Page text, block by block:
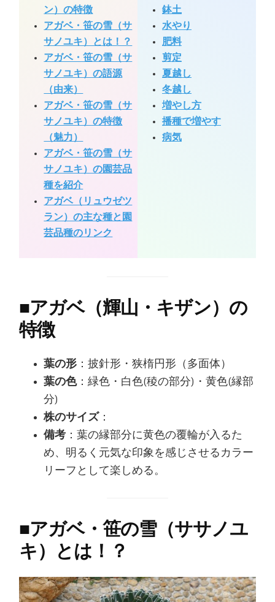
ン）の特徴
アガベ・笹の雪（サ
サノユキ）とは！？
アガベ・笹の雪（サ
サノユキ）の語源
（由来）
アガベ・笹の雪（サ
サノユキ）の特徴
（魅力）
アガベ・笹の雪（サ
サノユキ）の園芸品
種を紹介
アガベ（リュウゼツ
ラン）の主な種と園
芸品種のリンク
鉢土
水やり
肥料
剪定
夏越し
冬越し
増やし方
播種で増やす
病気
■アガベ（輝山・キザン）の
特徴
葉の形 ：披針形・狭楕円形（多面体）
葉の色：緑色・白色(稜の部分)・黄色(縁部
分)
株のサイズ ：
備考 ：葉の縁部分に黄色の覆輪が入るた
め、明るく元気な印象を感じさせるカラー
リーフとして楽しめる。
■アガベ・笹の雪（ササノユ
キ）とは！？